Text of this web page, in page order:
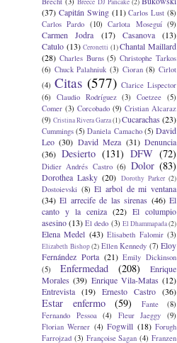
(37) Capitán Swing (11) Carlos Lust (8)
Carlos Pardo (10) Carlota Moseguí (9)
Carmen Jodra (17) Casanova
(13)
Catulo (13) Ceronetti (1) Chantal Maillard
(28) Charles Burns (5) Christophe Tarkos
(6) Chuck Palahniuk (3) Cioran (8) Cirlot
(4) Citas (577) Clarice Lispector
(6)
Claudio Rodríguez (3) Coetzee (5)
Comer (3) Corcobado (9) Cristian Alcaraz
(9) Cristina Rivera Garza(1)Cucarachas (23)
Cummings (5) Daniela Camacho (5) David
Leo (30) David Meza (31) Denuncia
(36) Desierto (131) DFW (72)
Didier Andrés Castro (6) Dolor (83)
Dorothea Lasky (20) Dorothy Parker (2)
Dostoievski (8) El arbol de mi ventana
(34) El arrecife de las sirenas (46) El
canto y la ceniza (22) El columpio
asesino(13) El dedo (3) El Dhammapada(2)
Elena Medel (43) Elisabeth Falomir (3)
Elizabeth Bishop(2) Ellen Kennedy (7) Eloy
Fernández Porta (21) Emily Dickinson
(5)
Enfermedad (208)
Enrique
Morales (39) Enrique Vila-Matas (12)
Entrevista (19) Ernesto Castro (36)
Estar enfermo (59) Fante
(8)
Fernando Pessoa
(4) Fleur Jaeggy
(9)
Florian Werner (4) Fogwill (18) Forugh
Farrojzad (3) Françoise Sagan (4) Franzen